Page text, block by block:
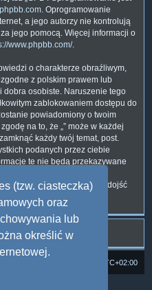
(tzw. ciasteczka)
oraz
lub
określić w
. Oprogramowanie
a jego autorzy nie kontrolują
jego pomocą. Więcej informacji o
www.phpbb.com/.
o charakterze obraźliwym,
z polskim prawem lub
dobra osobiste. Naruszenie tego
zablokowaniem dostępu do
powiadomiony o twoim
na to, że „” może w każdej
każdy twój temat, post.
podanych przez ciebie
te nie będą przekazywane
podczas których może dojść
UTC+02:00